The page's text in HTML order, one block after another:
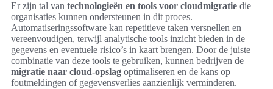
Er zijn tal van technologieën en tools voor cloudmigratie die
organisaties kunnen ondersteunen in dit proces.
Automatiseringssoftware kan repetitieve taken versnellen en
vereenvoudigen, terwijl analytische tools inzicht bieden in de
gegevens en eventuele risico’s in kaart brengen. Door de juiste
combinatie van deze tools te gebruiken, kunnen bedrijven de
migratie naar cloud-opslag optimaliseren en de kans op
foutmeldingen of gegevensverlies aanzienlijk verminderen.